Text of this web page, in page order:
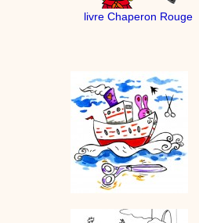
livre Chaperon Rouge